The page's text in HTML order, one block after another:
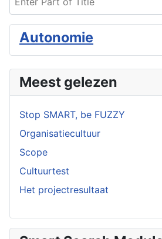
Autonomie
Meest gelezen
Stop SMART, be FUZZY
Organisatiecultuur
Scope
Cultuurtest
Het projectresultaat